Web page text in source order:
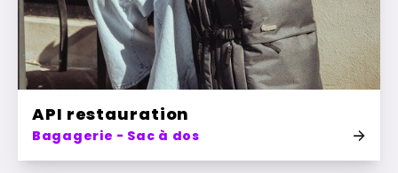
API restauration
Bagagerie - Sac à dos